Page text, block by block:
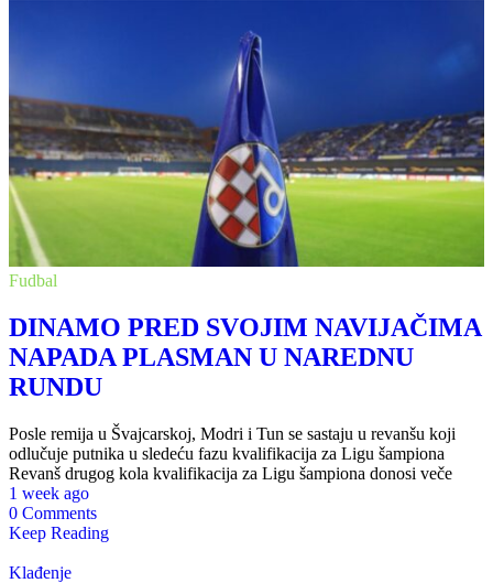
Fudbal
DINAMO PRED SVOJIM NAVIJAČIMA
NAPADA PLASMAN U NAREDNU
RUNDU
Posle remija u Švajcarskoj, Modri i Tun se sastaju u revanšu koji
odlučuje putnika u sledeću fazu kvalifikacija za Ligu šampiona
Revanš drugog kola kvalifikacija za Ligu šampiona donosi veče
1 week ago
0 Comments
Keep Reading
Klađenje